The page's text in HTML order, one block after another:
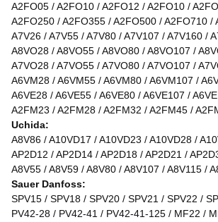
A2FO05 / A2FO10 / A2FO12 / A2FO10 /
A2FO250 / A2FO355 / A2FO500 / A2FO710 /
A7V26 / A7V55 / A7V80 / A7V107 / A7V160 /
A8VO28 / A8VO55 / A8VO80 / A8VO107 /
A7VO28 / A7VO55 / A7VO80 / A7VO107 /
A6VM28 / A6VM55 / A6VM80 / A6VM107 /
A6VE28 / A6VE55 / A6VE80 / A6VE107 /
A2FM23 / A2FM28 / A2FM32 / A2FM45 /
Uchida:
A8V86 / A10VD17 / A10VD23 / A10VD28 /
AP2D12 / AP2D14 / AP2D18 / AP2D21 /
A8V55 / A8V59 / A8V80 / A8V107 / A8V115 /
Sauer Danfoss:
SPV15 / SPV18 / SPV20 / SPV21 / SPV22 /
PV42-28 / PV42-41 / PV42-41-125 / MF22 /